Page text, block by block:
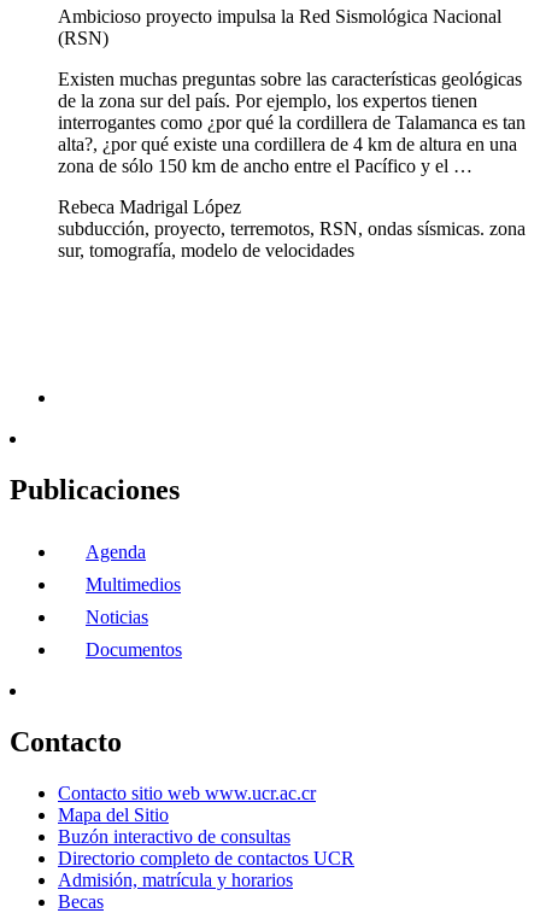
Ambicioso proyecto impulsa la Red Sismológica Nacional
(RSN)
Existen muchas preguntas sobre las características geológicas
de la zona sur del país. Por ejemplo, los expertos tienen
interrogantes como ¿por qué la cordillera de Talamanca es tan
alta?, ¿por qué existe una cordillera de 4 km de altura en una
zona de sólo 150 km de ancho entre el Pacífico y el …
Rebeca Madrigal López
subducción, proyecto, terremotos, RSN, ondas sísmicas. zona
sur, tomografía, modelo de velocidades
Publicaciones
Agenda
Multimedios
Noticias
Documentos
Contacto
Contacto sitio web www.ucr.ac.cr
Mapa del Sitio
Buzón interactivo de consultas
Directorio completo de contactos UCR
Admisión, matrícula y horarios
Becas